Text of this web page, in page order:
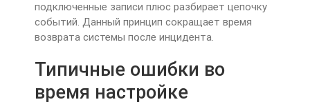
подключенные записи плюс разбирает цепочку
событий. Данный принцип сокращает время
возврата системы после инцидента.
Типичные ошибки во
время настройке